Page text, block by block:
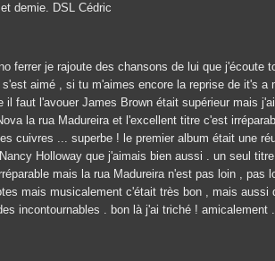
demie. DSL Cédric
ferrer je rajoute des chansons de lui que j'écoute
aimé , si tu m'aimes encore la reprise de it's a
faut l'avouer James Brown était supérieur mais
la rua Madureira et l'excellent titre c'est
cuivres ... superbe ! le premier album était une
Holloway que j'aimais bien aussi . un seul
mais la rua Madureira n'est pas loin , pas
mais musicalement c'était très bon , mais aussi
incontournables . bon là j'ai triché ! amicalement